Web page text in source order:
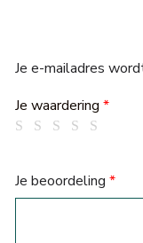
Je e-mailadres
Je waardering *
Je beoordeling *